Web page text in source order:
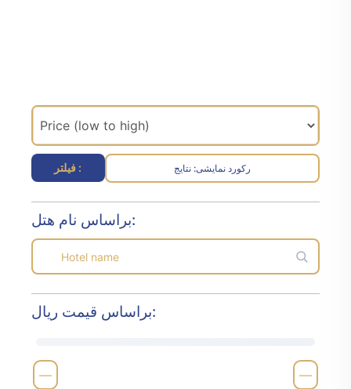
فیلتر : نتایج :رکورد نمایشی
براساس نام هتل:
براساس قیمت ریال:
—
—